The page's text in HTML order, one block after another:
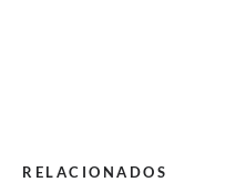
RELACIONADOS